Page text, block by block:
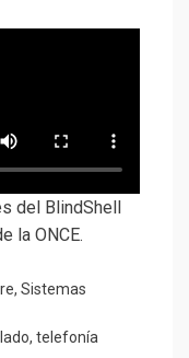
del BlindShell
la ONCE.
, Sistemas
, telefonía